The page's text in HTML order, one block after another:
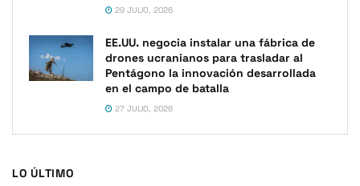
29 JULIO, 2026
EE.UU. negocia instalar una fábrica de
drones ucranianos para trasladar al
Pentágono la innovación desarrollada
en el campo de batalla
27 JULIO, 2026
LO ÚLTIMO